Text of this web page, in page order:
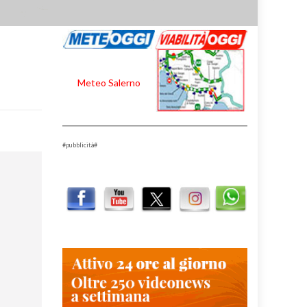
Meteo Salerno
#pubblicità#